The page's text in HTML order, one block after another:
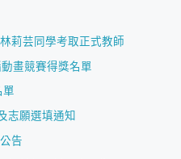
莉芸同學考取正式教師
畫競賽得獎名單
單
志願選填通知
告